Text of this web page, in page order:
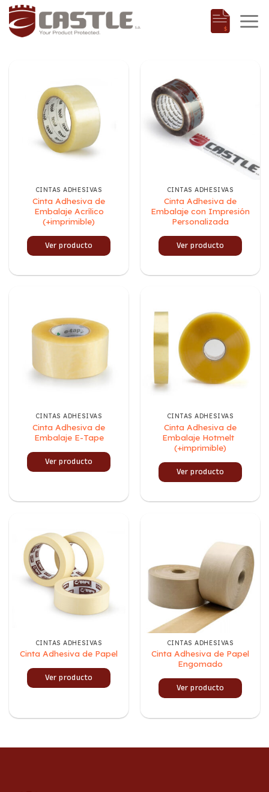
Saltar
contenido
CINTAS ADHESIVAS
Cinta Adhesiva de
Embalaje Acrílico
(+imprimible)
Ver producto
CINTAS ADHESIVAS
Cinta Adhesiva de
Embalaje con Impresión
Personalizada
Ver producto
CINTAS ADHESIVAS
Cinta Adhesiva de
Embalaje E-Tape
Ver producto
CINTAS ADHESIVAS
Cinta Adhesiva de
Embalaje Hotmelt
(+imprimible)
Ver producto
CINTAS ADHESIVAS
Cinta Adhesiva de Papel
Ver producto
CINTAS ADHESIVAS
Cinta Adhesiva de Papel
Engomado
Ver producto